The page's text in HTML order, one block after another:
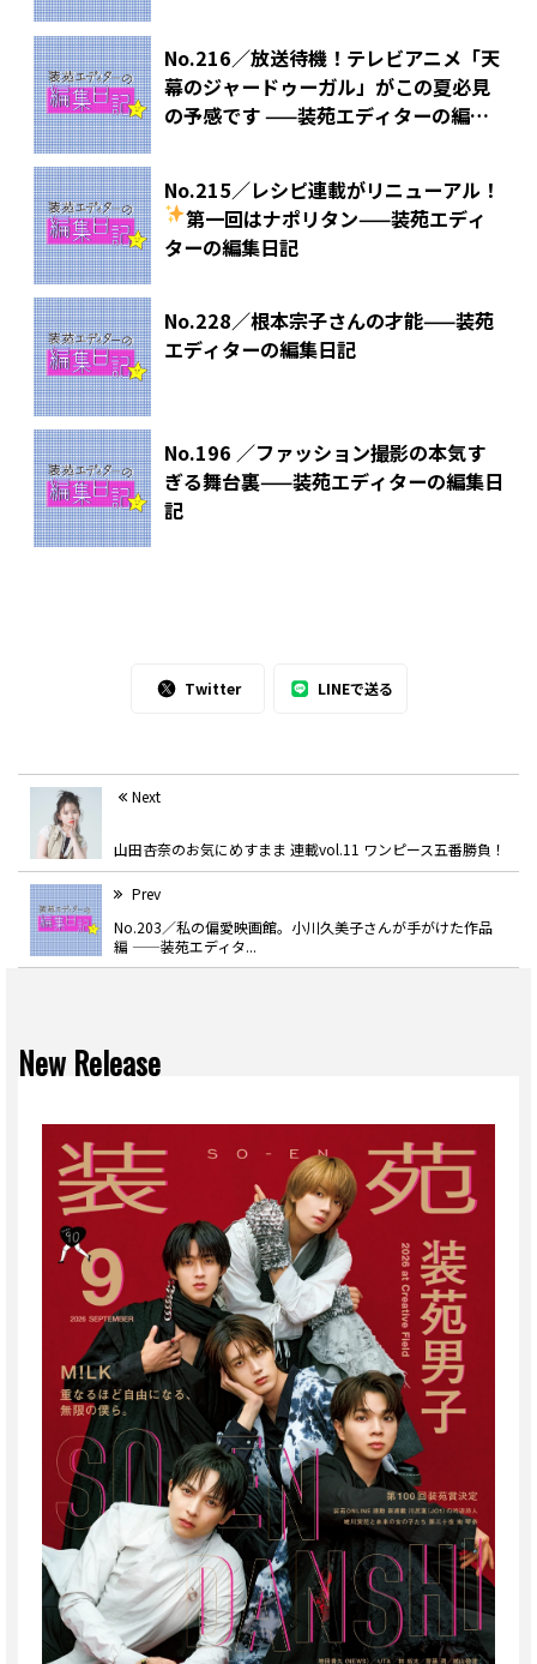
No.216／放送待機！テレビアニメ「天
幕のジャードゥーガル」がこの夏必見
の予感です ——装苑エディターの編集
No.215／レシピ連載がリニューアル！
第一回はナポリタン——装苑エディ
ターの編集日記
No.228／根本宗子さんの才能——装苑
エディターの編集日記
No.196 ／ファッション撮影の本気す
ぎる舞台裏——装苑エディターの編集日
記
Twitter LINEで送る
Next
山田杏奈のお気にめすまま 連載vol.11 ワンピース五番勝負！
Prev
No.203／私の偏愛映画館。小川久美子さんが手がけた作品
編 ——装苑エディタ...
New Release